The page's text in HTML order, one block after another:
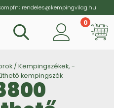
rendeles@kempingvilag.hu
0
/ Kempingszékek, -
kempingszék